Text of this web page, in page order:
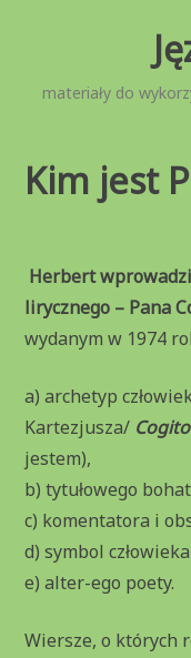
materiały do
Kim jest
Herbert
lirycznego – Pana
wydanym w 1974
a) archetyp
Kartezjusza/
jestem),
b) tytułowego
c) komentatora i
d) symbol
e) alter-ego poety.
Wiersze, o których